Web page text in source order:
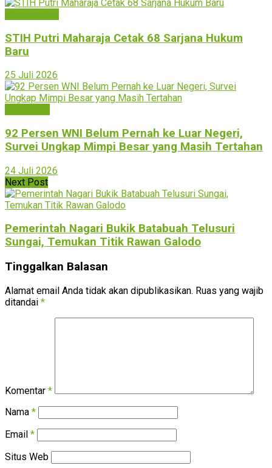
STIH Putri Maharaja Cetak 68 Sarjana Hukum
Baru
25 Juli 2026
92 Persen WNI Belum Pernah ke Luar Negeri,
Survei Ungkap Mimpi Besar yang Masih Tertahan
24 Juli 2026
Next Post
Pemerintah Nagari Bukik Batabuah Telusuri
Sungai, Temukan Titik Rawan Galodo
Tinggalkan Balasan
Alamat email Anda tidak akan dipublikasikan. Ruas yang wajib
ditandai *
Komentar *
Nama *
Email *
Situs Web